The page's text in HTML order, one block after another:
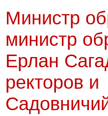
Министр
министр
Ерлан
ректоров